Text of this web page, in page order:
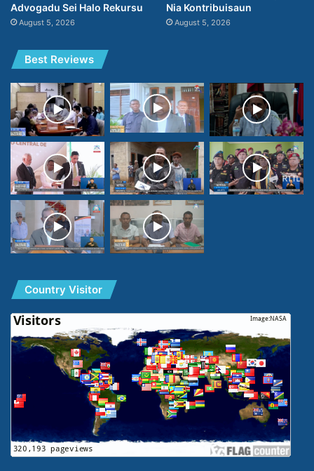
Advogadu Sei Halo Rekursu
August 5, 2026
Nia Kontribuisaun
August 5, 2026
Best Reviews
Country Visitor